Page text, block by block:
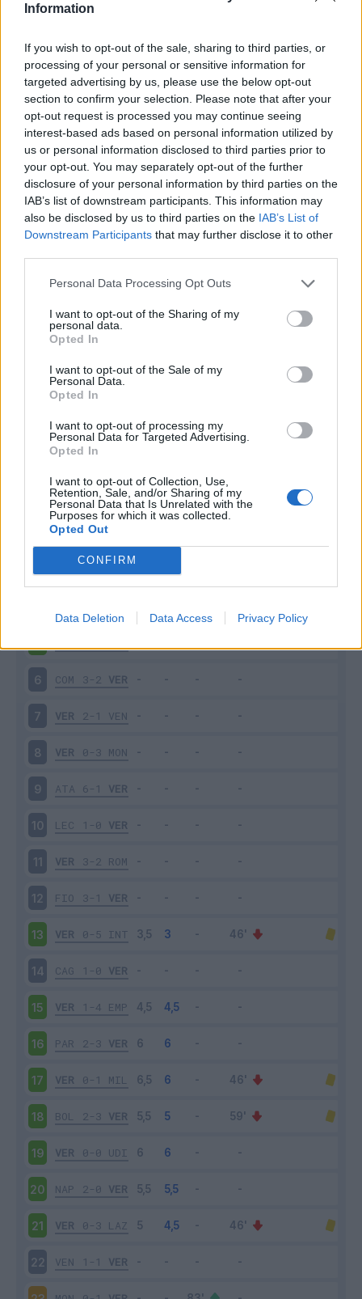
Information
If you wish to opt-out of the sale, sharing to third parties, or
processing of your personal or sensitive information for
targeted advertising by us, please use the below opt-out
section to confirm your selection. Please note that after your
opt-out request is processed you may continue seeing
interest-based ads based on personal information utilized by
us or personal information disclosed to third parties prior to
your opt-out. You may separately opt-out of the further
disclosure of your personal information by third parties on the
IAB’s list of downstream participants. This information may
also be disclosed by us to third parties on the IAB’s List of
Downstream Participants that may further disclose it to other
Personal Data Processing Opt Outs
I want to opt-out of the Sharing of my
personal data.
Opted In
I want to opt-out of the Sale of my
Personal Data.
Opted In
I want to opt-out of processing my
Personal Data for Targeted Advertising.
Opted In
I want to opt-out of Collection, Use,
Retention, Sale, and/or Sharing of my
Personal Data that Is Unrelated with the
Purposes for which it was collected.
Opted Out
CONFIRM
Data Deletion Data Access Privacy Policy
Classic Mantra
Riepilogo stagione
Titolare 24 - 63
Entrato 2 - 5%
Squalificato 0 - 0%
Inutilizzato
stagionale
VER 3-0 NAP
VER 0-3
3
6 COM 3-2 VER
7 VER 2-1 VEN
8 VER 0-3 MON
9 ATA 6-1 VER
10 LEC 1-0 VER
11 VER 3-2 ROM
12 FIO 3-1 VER
13 VER 0-5 INT
14 CAG 1-0 VER
15 VER 1-4 EMP
16 PAR 2-3 VER
17 VER 0-1 MIL
18 BOL 2-3 VER
19 VER 0-0 UDI
20 NAP 2-0 VER
21 VER 0-3 LAZ
22 VEN 1-1 VER